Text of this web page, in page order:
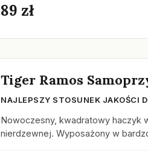
89 zł
Tiger Ramos
NAJLEPSZY STOSUNEK JAKOŚCI
Nowoczesny, kwadratowy haczyk
nierdzewnej. Wyposażony w